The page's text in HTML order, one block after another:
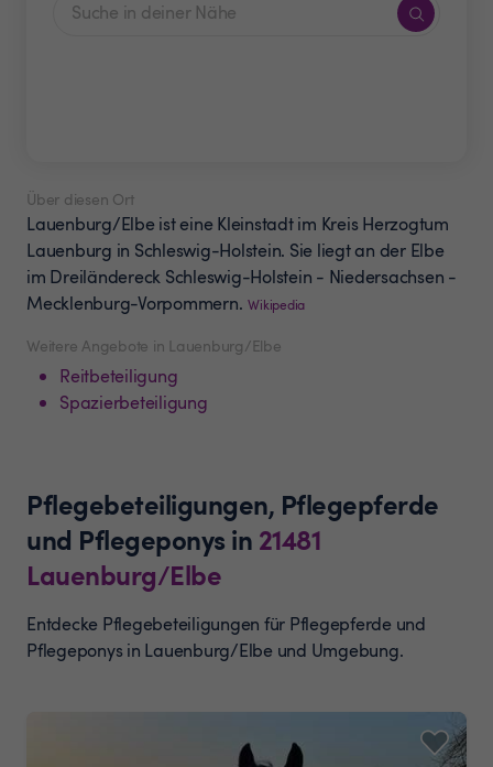
Weitere Angebote in Lauenburg/Elbe
Reitbeteiligung
Spazierbeteiligung
Über diesen Ort
Lauenburg/Elbe ist eine Kleinstadt im Kreis Herzogtum
Lauenburg in Schleswig-Holstein. Sie liegt an der Elbe
im Dreiländereck Schleswig-Holstein - Niedersachsen -
Mecklenburg-Vorpommern. Wikipedia
Pflegebeteiligungen, Pflegepferde
und Pflegeponys in 21481
Lauenburg/Elbe
Entdecke Pflegebeteiligungen für Pflegepferde und
Pflegeponys in Lauenburg/Elbe und Umgebung.